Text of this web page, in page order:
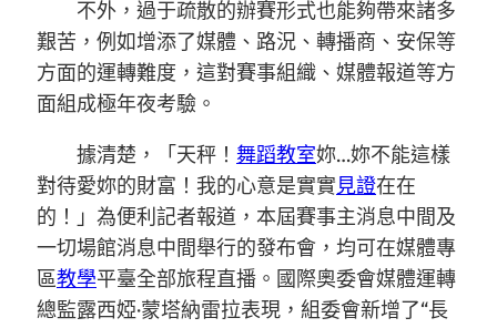
不外，過于疏散的辦賽形式也能夠帶來諸多
艱苦，例如增添了媒體、路況、轉播商、安保等
方面的運轉難度，這對賽事組織、媒體報道等方
面組成極年夜考驗。
據清楚，「天秤！ 舞蹈教室妳…妳不能這樣
對待愛妳的財富！我的心意是實實見證在在
的！」為便利記者報道，本屆賽事主消息中間及
一切場館消息中間舉行的發布會，均可在媒體專
區教學平臺全部旅程直播。國際奧委會媒體運轉
總監露西婭·蒙塔納雷拉表現，組委會新增了“長